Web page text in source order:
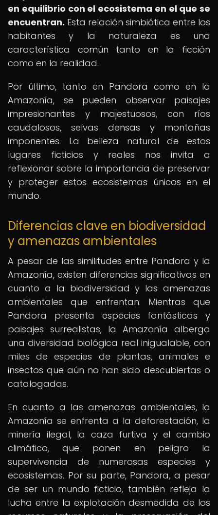
en equilibrio con el ecosistema en el que se
encuentran. Esta relación simbiótica entre los
habitantes y la naturaleza es una
característica común tanto en la ficción
como en la realidad.
Por último, tanto en Pandora como en la
Amazonía, se pueden observar paisajes
impresionantes y majestuosos, con ríos
caudalosos, selvas densas y montañas
imponentes. La belleza natural de estos
lugares ficticios y reales nos invita a
reflexionar sobre la importancia de preservar
y proteger estos ecosistemas únicos en el
mundo.
Diferencias clave en biodiversidad
y amenazas ambientales
A pesar de las similitudes entre Pandora y la
Amazonía, existen diferencias significativas en
cuanto a la biodiversidad y las amenazas
ambientales que enfrentan. Mientras que
Pandora presenta especies fantásticas y
paisajes surrealistas, la Amazonía alberga
una diversidad biológica real inigualable, con
miles de especies de plantas, animales e
insectos que aún no han sido descubiertas o
catalogadas.
En cuanto a las amenazas ambientales, la
Amazonía se enfrenta a la deforestación, la
minería ilegal, la caza furtiva y el cambio
climático, que ponen en peligro la
supervivencia de numerosas especies y
ecosistemas. Por su parte, Pandora, a pesar
de ser un mundo ficticio, también refleja la
lucha entre la explotación desmedida de los